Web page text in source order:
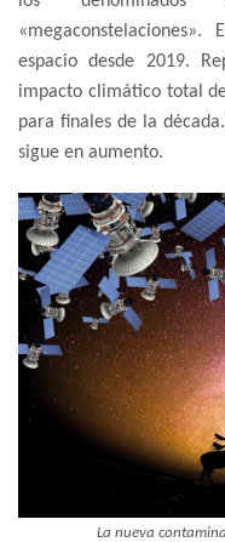
«megaconstelaciones».
espacio desde 2019.
impacto climático total
para finales de la
sigue en aumento.
La nueva